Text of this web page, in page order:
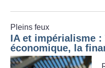
Pleins feux
IA et impérialisme :
économique, la